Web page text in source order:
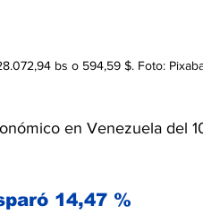
bs o 594,59 $. Foto:
en Venezuela del
14,47 %